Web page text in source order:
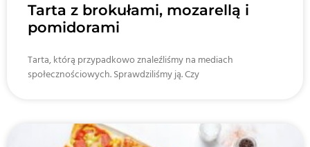
Tarta z brokułami, mozarellą i
pomidorami
Tarta, którą przypadkowo znaleźliśmy na mediach
społecznościowych. Sprawdziliśmy ją. Czy